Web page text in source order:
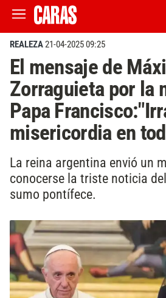
REALEZA21-04-2025 09:25
El mensaje de
Zorraguieta por la
Papa
misericordia en
La reina argentina envió un
conocerse la triste noticia
sumo pontífece.